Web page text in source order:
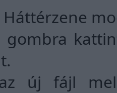
Háttérzene
gombra
új fájl